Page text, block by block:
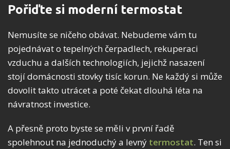
Pořiďte si moderní termostat
Nemusíte se ničeho obávat. Nebudeme vám tu
pojednávat o tepelných čerpadlech, rekuperaci
vzduchu a dalších technologiích, jejichž nasazení
stojí domácnosti stovky tisíc korun. Ne každý si může
dovolit takto utrácet a poté čekat dlouhá léta na
návratnost investice.
A přesně proto byste se měli v první řadě
spolehnout na jednoduchý a levný termostat. Ten si